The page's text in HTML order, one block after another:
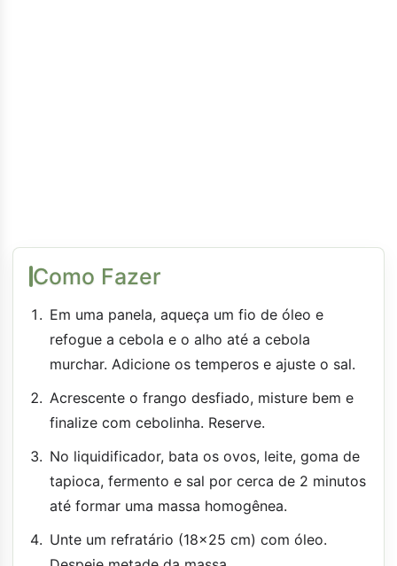
Como Fazer
Em uma panela, aqueça um fio de óleo e
refogue a cebola e o alho até a cebola
murchar. Adicione os temperos e ajuste o sal.
Acrescente o frango desfiado, misture bem e
finalize com cebolinha. Reserve.
No liquidificador, bata os ovos, leite, goma de
tapioca, fermento e sal por cerca de 2 minutos
até formar uma massa homogênea.
Unte um refratário (18x25 cm) com óleo.